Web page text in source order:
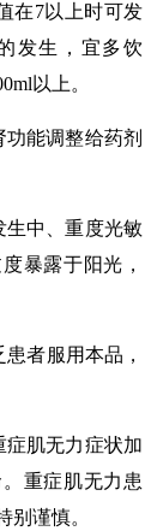
在7以上时可发
发生，宜多饮
以上。
能调整给药剂
生中、重度光敏
暴露于阳光，
者服用本品，
症肌无力症状加
重症肌无力患
别谨慎。